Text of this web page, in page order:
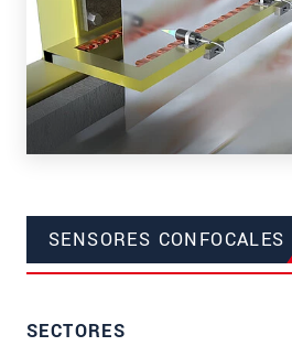
SENSORES CONFOCALES
SECTORES